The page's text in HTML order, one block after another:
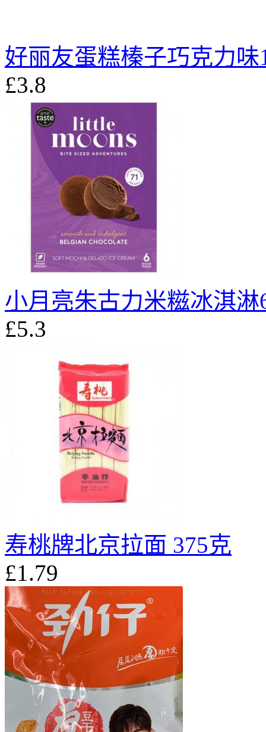
好丽友蛋糕榛子巧克力味
£3.8
小月亮朱古力米糍冰淇淋
£5.3
寿桃牌北京拉面 375克
£1.79